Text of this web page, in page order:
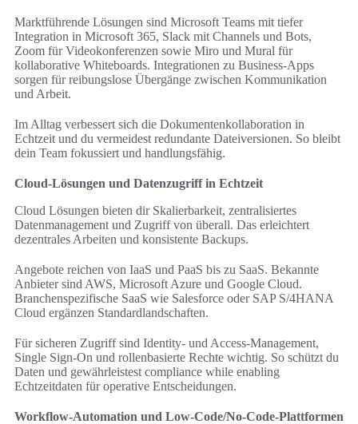
Marktführende Lösungen sind Microsoft Teams mit tiefer
Integration in Microsoft 365, Slack mit Channels und Bots,
Zoom für Videokonferenzen sowie Miro und Mural für
kollaborative Whiteboards. Integrationen zu Business-Apps
sorgen für reibungslose Übergänge zwischen Kommunikation
und Arbeit.
Im Alltag verbessert sich die Dokumentenkollaboration in
Echtzeit und du vermeidest redundante Dateiversionen. So bleibt
dein Team fokussiert und handlungsfähig.
Cloud-Lösungen und Datenzugriff in Echtzeit
Cloud Lösungen bieten dir Skalierbarkeit, zentralisiertes
Datenmanagement und Zugriff von überall. Das erleichtert
dezentrales Arbeiten und konsistente Backups.
Angebote reichen von IaaS und PaaS bis zu SaaS. Bekannte
Anbieter sind AWS, Microsoft Azure und Google Cloud.
Branchenspezifische SaaS wie Salesforce oder SAP S/4HANA
Cloud ergänzen Standardlandschaften.
Für sicheren Zugriff sind Identity- und Access-Management,
Single Sign-On und rollenbasierte Rechte wichtig. So schützt du
Daten und gewährleistest compliance while enabling
Echtzeitdaten für operative Entscheidungen.
Workflow-Automation und Low-Code/No-Code-Plattformen